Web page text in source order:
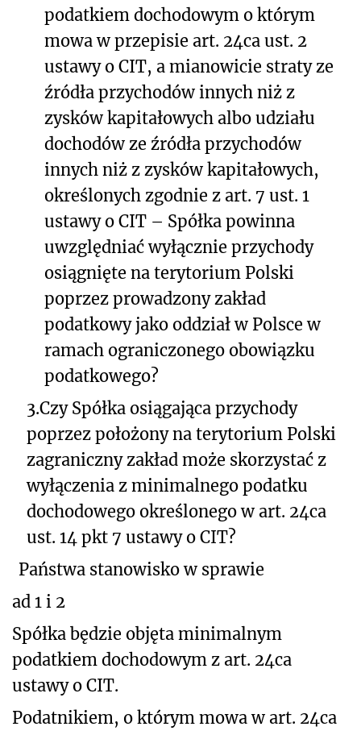
podatkiem dochodowym o którym
mowa w przepisie art. 24ca ust. 2
ustawy o CIT, a mianowicie straty ze
źródła przychodów innych niż z
zysków kapitałowych albo udziału
dochodów ze źródła przychodów
innych niż z zysków kapitałowych,
określonych zgodnie z art. 7 ust. 1
ustawy o CIT – Spółka powinna
uwzględniać wyłącznie przychody
osiągnięte na terytorium Polski
poprzez prowadzony zakład
podatkowy jako oddział w Polsce w
ramach ograniczonego obowiązku
podatkowego?
3.Czy Spółka osiągająca przychody
poprzez położony na terytorium Polski
zagraniczny zakład może skorzystać z
wyłączenia z minimalnego podatku
dochodowego określonego w art. 24ca
ust. 14 pkt 7 ustawy o CIT?
Państwa stanowisko w sprawie
ad 1 i 2
Spółka będzie objęta minimalnym
podatkiem dochodowym z art. 24ca
ustawy o CIT.
Podatnikiem, o którym mowa w art. 24ca